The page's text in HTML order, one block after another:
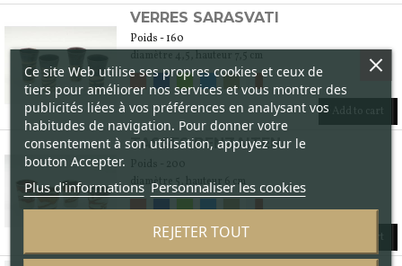
VERRES SARASVATI
Poids - 160
Add to cart
TASSES BENZAITEN
diamètre 5, hauteur 6 cm
Add to cart
Ce site Web utilise ses propres cookies et ceux de
tiers pour améliorer nos services et vous montrer des
publicités liées à vos préférences en analysant vos
habitudes de navigation. Pour donner votre
consentement à son utilisation, appuyez sur le
bouton Accepter.
Plus d'informations Personnaliser les cookies
REJETER TOUT